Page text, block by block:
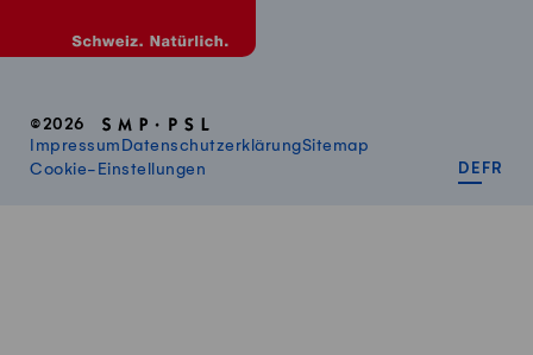
©2026
Impressum DatenschutzerklärungSitemap
Cookie-Einstellungen
DE FR